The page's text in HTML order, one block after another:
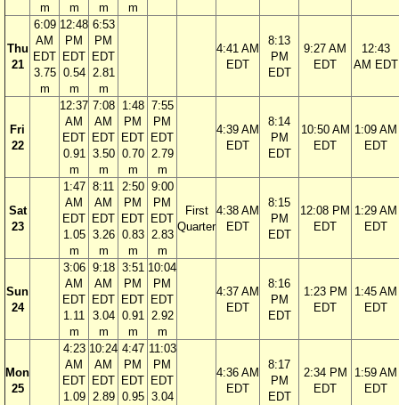
m
m
m
m
Thu
21
6:09
AM
EDT
3.75
m
12:48
PM
EDT
0.54
m
6:53
PM
EDT
2.81
m
4:41 AM
EDT
8:13
PM
EDT
9:27 AM
EDT
12:43
AM EDT
Fri
22
12:37
AM
EDT
0.91
m
7:08
AM
EDT
3.50
m
1:48
PM
EDT
0.70
m
7:55
PM
EDT
2.79
m
4:39 AM
EDT
8:14
PM
EDT
10:50 AM
EDT
1:09 AM
EDT
Sat
23
1:47
AM
EDT
1.05
m
8:11
AM
EDT
3.26
m
2:50
PM
EDT
0.83
m
9:00
PM
EDT
2.83
m
First
Quarter
4:38 AM
EDT
8:15
PM
EDT
12:08 PM
EDT
1:29 AM
EDT
Sun
24
3:06
AM
EDT
1.11
m
9:18
AM
EDT
3.04
m
3:51
PM
EDT
0.91
m
10:04
PM
EDT
2.92
m
4:37 AM
EDT
8:16
PM
EDT
1:23 PM
EDT
1:45 AM
EDT
Mon
25
4:23
AM
EDT
1.09
10:24
AM
EDT
2.89
4:47
PM
EDT
0.95
11:03
PM
EDT
3.04
4:36 AM
EDT
8:17
PM
EDT
2:34 PM
EDT
1:59 AM
EDT